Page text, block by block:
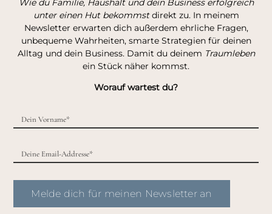
Wie du Familie, Haushalt und dein Business erfolgreich
unter einen Hut bekommstdirekt zu. In meinem
Newsletter erwarten dich außerdem ehrliche Fragen,
unbequeme Wahrheiten, smarte Strategien für deinen
Alltag und dein Business. Damit du deinem Traumleben
ein Stück näher kommst.
Worauf wartest du?
Melde dich für meinen Newsletter an